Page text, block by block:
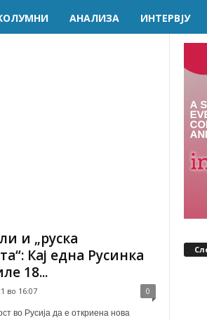
AНАЛИЗА ИНТЕРВЈУ
и „руска
Кај една Русинка
18...
во 16:07 0
во Русија да е откриена нова